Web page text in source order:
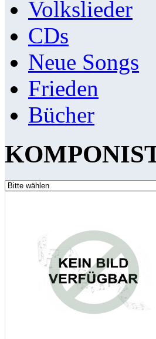
Volkslieder
CDs
Neue Songs
Frieden
Bücher